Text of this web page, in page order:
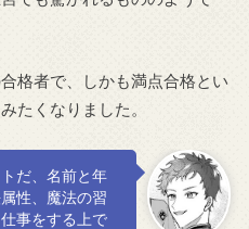
格者で、しかも満点合格とい
たくなりました。
だ、名前と年
性、魔法の習
事をする上で